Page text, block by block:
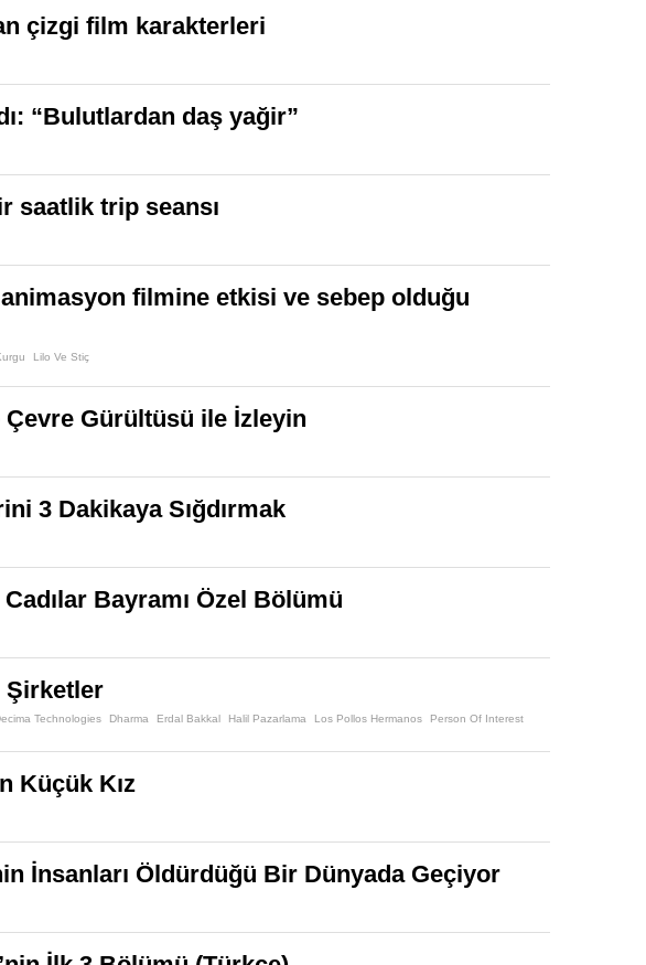
çizgi film karakterleri
“Bulutlardan daş yağir”
saatlik trip seansı
animasyon filmine etkisi ve sebep olduğu
Lilo Ve Stiç
Gürültüsü ile İzleyin
3 Dakikaya Sığdırmak
Bayramı Özel Bölümü
Şirketler
Technologies Dharma Erdal Bakkal Halil Pazarlama Los Pollos Hermanos
Person Of Interest
Küçük Kız
İnsanları Öldürdüğü Bir Dünyada Geçiyor